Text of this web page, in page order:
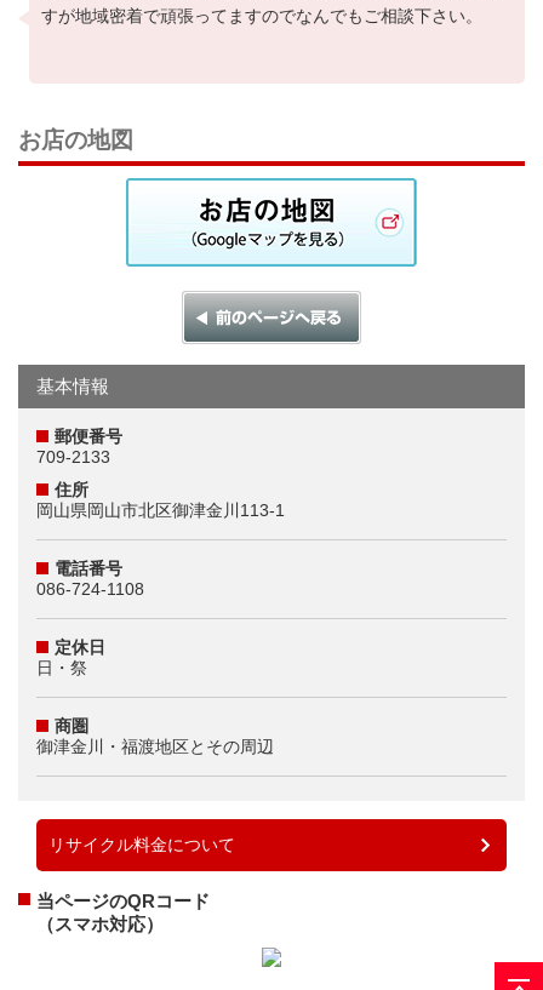
すが地域密着で頑張ってますのでなんでもご相談下さい。
お店の地図
基本情報
郵便番号
709-2133
住所
岡山県岡山市北区御津金川113-1
電話番号
086-724-1108
定休日
日・祭
商圏
御津金川・福渡地区とその周辺
リサイクル料金について
当ページのQRコード
（スマホ対応）